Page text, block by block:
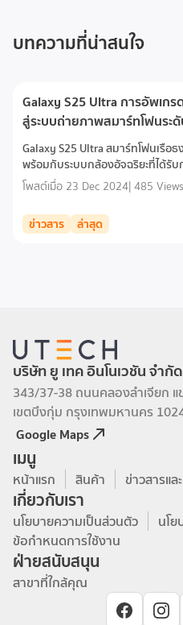
บทความที่น่าสนใจ
Galaxy S25 Ultra การอัพเก
สู่ระบบถ่ายภาพสมาร์ทโฟนระ
Galaxy S25 Ultra สมาร์ทโฟนเรือ
พร้อมกับระบบกล้องอัจฉริยะที่ได้รั
ประสิทธิภาพสูงสุด ด้วยเซนเซอร์กล้
และเทคโนโลยี AI ที่ช่วยประมวลผล
สภาพแสงอีกด้วย
โพสต์เมื่อ 23 Dec 2024|485 Views
ข่าวสาร ล่าสุด
บริษัท ยู เทค อินโนเวชัน จำกัด
343/37-38 ถนนคลองลำเจียก
เขตบึงกุ่ม กรุงเทพมหานคร
Google Maps
เมนู
หน้าแรก สินค้า ข่าวสารแ
เกี่ยวกับเรา
นโยบายความเป็นส่วนตัว
นโ
ข้อกำหนดการใช้งาน
ฝ่ายสนับสนุน
สาขาที่ใกล้คุณ